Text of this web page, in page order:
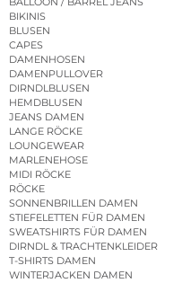
BIKINIS
BLUSEN
CAPES
DAMENHOSEN
DAMENPULLOVER
DIRNDLBLUSEN
HEMDBLUSEN
JEANS DAMEN
LANGE RÖCKE
LOUNGEWEAR
MARLENEHOSE
MIDI RÖCKE
RÖCKE
SONNENBRILLEN DAMEN
STIEFELETTEN FÜR DAMEN
SWEATSHIRTS FÜR DAMEN
DIRNDL & TRACHTENKLEIDER
T-SHIRTS DAMEN
WINTERJACKEN DAMEN